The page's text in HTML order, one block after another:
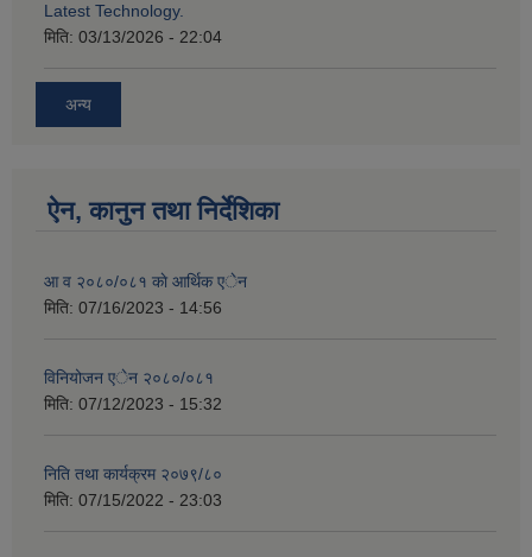
Latest Technology.
मिति: 03/13/2026 - 22:04
अन्य
ऐन, कानुन तथा निर्देशिका
आ व २०८०/०८१ काे आर्थिक एेन
मिति: 07/16/2023 - 14:56
विनियोजन एेन २०८०/०८१
मिति: 07/12/2023 - 15:32
निति तथा कार्यक्रम २०७९/८०
मिति: 07/15/2022 - 23:03